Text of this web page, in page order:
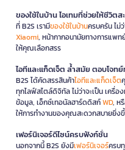
ของใช้ในบ้าน ไอเทมที่ช่วยให้ชีวิต
ที่ B2S เรามีของใช้ในบ้านครบครัน ไม่
Xiaomi, หน้ากากอนามัยทางการแพท
ให้คุณเลือกสรร
ไอทีและแก็ดเจ็ต ล้ำสมัย ตอบโจท
B2S ได้คัดสรรสินค้าไอทีและแก็ดเจ็ต
ทุกไลฟ์สไตล์ดิจิทัล ไม่ว่าจะเป็น เครื่อ
ข้อมูล, เอ็กซ์เทอนัลฮาร์ดดิสก์WD, ห
ให้การทำงานของคุณสะดวกสบายยิ่ง
เฟอร์นิเจอร์ดีไซน์ครบฟังก์ชั่น
นอกจากนี้ B2S ยังมีเฟอร์นิเจอร์ครบ